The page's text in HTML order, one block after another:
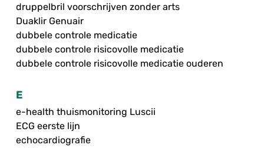
druppelbril voorschrijven zonder arts
Duaklir Genuair
dubbele controle medicatie
dubbele controle risicovolle medicatie
dubbele controle risicovolle medicatie ouderen
E
e-health thuismonitoring Luscii
ECG eerste lijn
echocardiografie